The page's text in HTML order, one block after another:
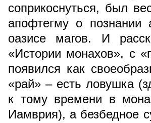
соприкоснуться, был
апофтегму о
оазисе магов. И
«Истории монахов», с
появился как
«рай» – есть ловушка
к тому времени в
Иамврия), а безбедное